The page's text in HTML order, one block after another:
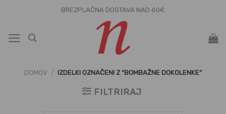
vsebino
BREZPLAČNA DOSTAVA NAD 60€
DOMOV / IZDELKI OZNAČENI Z “BOMBAŽNE DOKOLENKE”
FILTRIRAJ